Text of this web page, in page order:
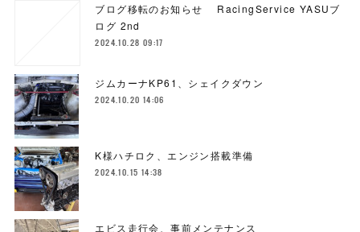
ブログ移転のお知らせ RacingService YASUブ
ログ 2nd
2024.10.28 09:17
ジムカーナKP61、シェイクダウン
2024.10.20 14:06
K様ハチロク、エンジン搭載準備
2024.10.15 14:38
エビス走行会、事前メンテナンス